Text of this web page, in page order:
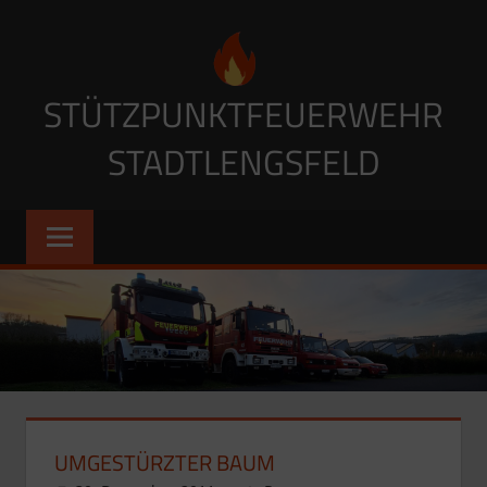
STÜTZPUNKTFEUERWEHR
STADTLENGSFELD
UMGESTÜRZTER BAUM